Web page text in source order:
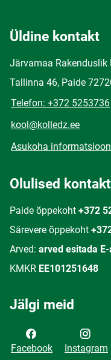
Üldine kontakt
Järvamaa Rakenduslik
Tallinna 46, Paide
Telefon: +372 5253736
kool@kolledz.ee
Asukoha informatsioon
Olulised
Paide õppekoht +372
Särevere õppekoht
Arved: arved esitada
KMKR EE101251648
Jälgi meid
Facebook Instagram